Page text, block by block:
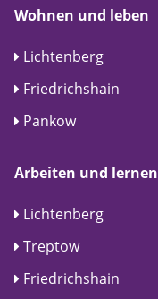
Wohnen und leben
Lichtenberg
Friedrichshain
Pankow
Arbeiten und lernen
Lichtenberg
Treptow
Friedrichshain